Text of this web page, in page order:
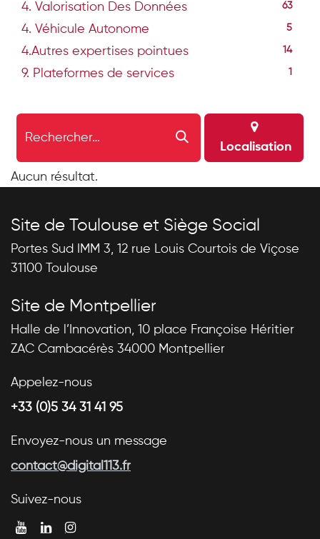
4. Valorisation Des Données 63
4. Véhicule Autonome 5
4.Autres expertises pointues 14
9. Plateformes de services
Localisation
Aucun résultat.
Site de Toulouse et Siège Social
Portes Sud IMM 3, 12 rue Louis Courtois de Viçose
31100 Toulouse
Site de Montpellier
Halle de l’Innovation, 10 place Françoise Héritier
ZAC Cambacérès 34000 Montpellier
Appelez-nous
+33 (0)5 34 31 41 95
Envoyez-nous un message
contact@digital113.fr
Suivez-nous